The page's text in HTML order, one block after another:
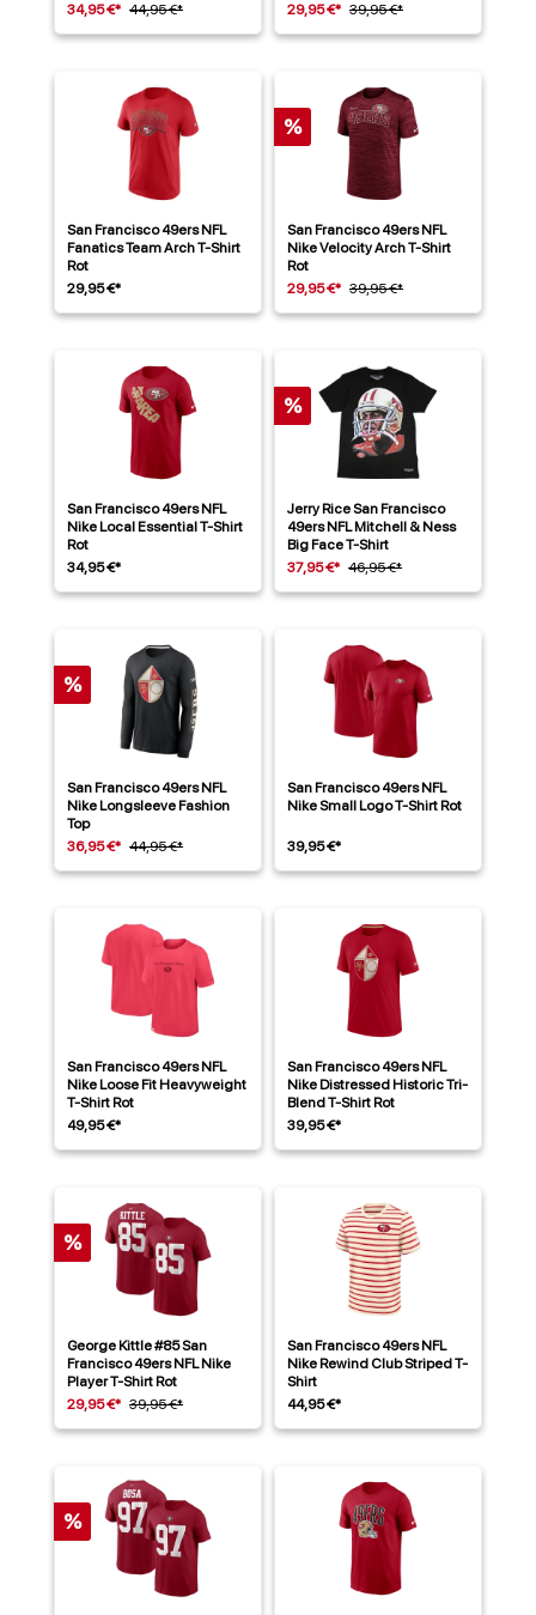
34,95 €* 44,95 €*
29,95 €* 39,95 €*
San Francisco 49ers NFL
Fanatics Team Arch T-Shirt
Rot
29,95 €*
%
San Francisco 49ers NFL
Nike Velocity Arch T-Shirt
Rot
29,95 €* 39,95 €*
San Francisco 49ers NFL
Nike Local Essential T-Shirt
Rot
34,95 €*
%
Jerry Rice San Francisco
49ers NFL Mitchell & Ness
Big Face T-Shirt
37,95 €* 46,95 €*
%
San Francisco 49ers NFL
Nike Longsleeve Fashion
Top
36,95 €* 44,95 €*
San Francisco 49ers NFL
Nike Small Logo T-Shirt Rot
39,95 €*
San Francisco 49ers NFL
Nike Loose Fit Heavyweight
T-Shirt Rot
49,95 €*
San Francisco 49ers NFL
Nike Distressed Historic Tri-
Blend T-Shirt Rot
39,95 €*
%
George Kittle #85 San
Francisco 49ers NFL Nike
Player T-Shirt Rot
29,95 €* 39,95 €*
San Francisco 49ers NFL
Nike Rewind Club Striped T-
Shirt
44,95 €*
%